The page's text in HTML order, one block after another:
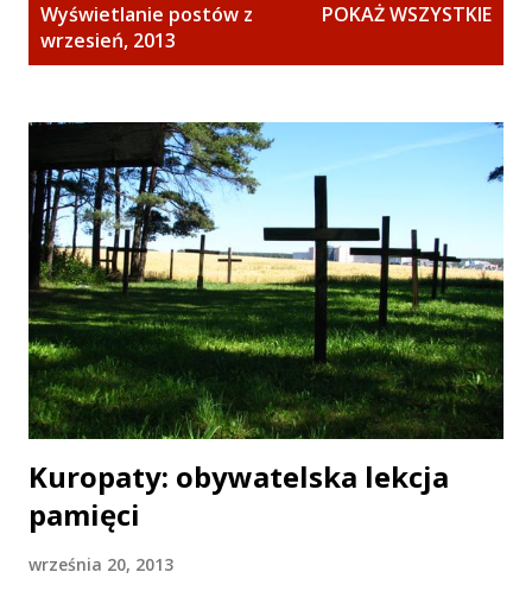
Wyświetlanie postów z
wrzesień, 2013
POKAŻ WSZYSTKIE
Kuropaty: obywatelska lekcja
pamięci
września 20, 2013